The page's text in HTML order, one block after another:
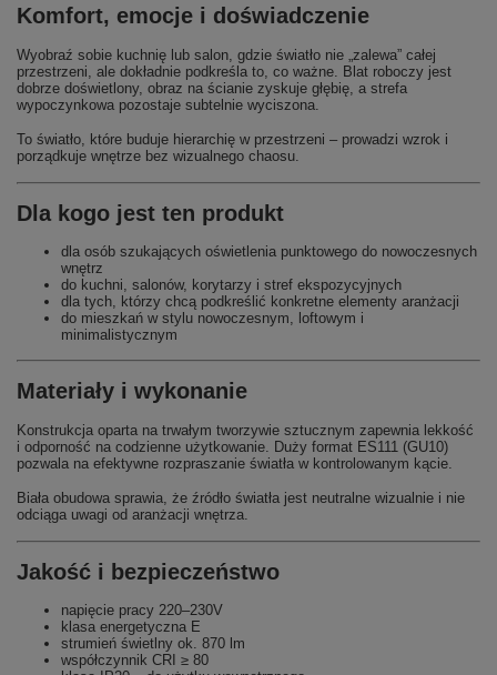
Komfort, emocje i doświadczenie
Wyobraź sobie kuchnię lub salon, gdzie światło nie „zalewa” całej
przestrzeni, ale dokładnie podkreśla to, co ważne. Blat roboczy jest
dobrze doświetlony, obraz na ścianie zyskuje głębię, a strefa
wypoczynkowa pozostaje subtelnie wyciszona.
To światło, które buduje hierarchię w przestrzeni – prowadzi wzrok i
porządkuje wnętrze bez wizualnego chaosu.
Dla kogo jest ten produkt
dla osób szukających oświetlenia punktowego do nowoczesnych
wnętrz
do kuchni, salonów, korytarzy i stref ekspozycyjnych
dla tych, którzy chcą podkreślić konkretne elementy aranżacji
do mieszkań w stylu nowoczesnym, loftowym i
minimalistycznym
Materiały i wykonanie
Konstrukcja oparta na trwałym tworzywie sztucznym zapewnia lekkość
i odporność na codzienne użytkowanie. Duży format ES111 (GU10)
pozwala na efektywne rozpraszanie światła w kontrolowanym kącie.
Biała obudowa sprawia, że źródło światła jest neutralne wizualnie i nie
odciąga uwagi od aranżacji wnętrza.
Jakość i bezpieczeństwo
napięcie pracy 220–230V
klasa energetyczna E
strumień świetlny ok. 870 lm
współczynnik CRI ≥ 80